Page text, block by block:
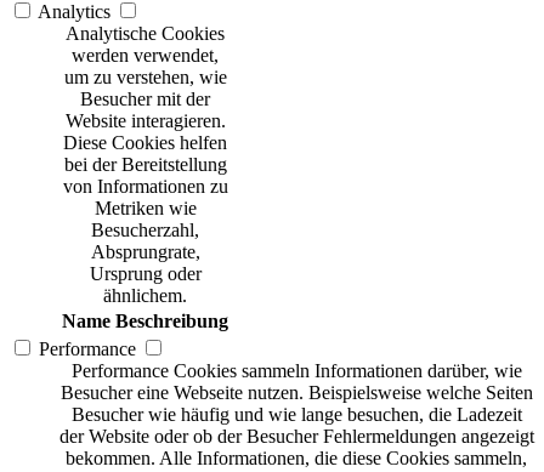
Analytics
Analytische Cookies
werden verwendet,
um zu verstehen, wie
Besucher mit der
Website interagieren.
Diese Cookies helfen
bei der Bereitstellung
von Informationen zu
Metriken wie
Besucherzahl,
Absprungrate,
Ursprung oder
ähnlichem.
Name Beschreibung
Performance
Performance Cookies sammeln Informationen darüber, wie
Besucher eine Webseite nutzen. Beispielsweise welche Seiten
Besucher wie häufig und wie lange besuchen, die Ladezeit
der Website oder ob der Besucher Fehlermeldungen angezeigt
bekommen. Alle Informationen, die diese Cookies sammeln,